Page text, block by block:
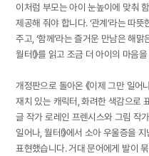
이처럼 부모는 아이 눈높이에 맞춰
제공해 줘야 합니다. ‘관계’라는 따
주고, ‘함께’라는 즐거운 만남은 해
월터!》를 읽고 조금 더 아이의 마음
개정판으로 돌아온 《이제 그만 일어
재치 있는 캐릭터, 화려한 색감으로
글 작가 로레인 프렌시스와 그림 작
일어나, 월터!》에서 소아 우울증을
표현했습니다. 거대 문어에게 발이